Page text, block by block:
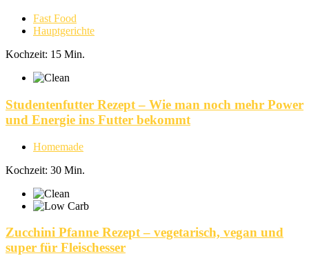
Fast Food
Hauptgerichte
Kochzeit: 15 Min.
Studentenfutter Rezept – Wie man noch mehr Power
und Energie ins Futter bekommt
Homemade
Kochzeit: 30 Min.
Zucchini Pfanne Rezept – vegetarisch, vegan und
super für Fleischesser